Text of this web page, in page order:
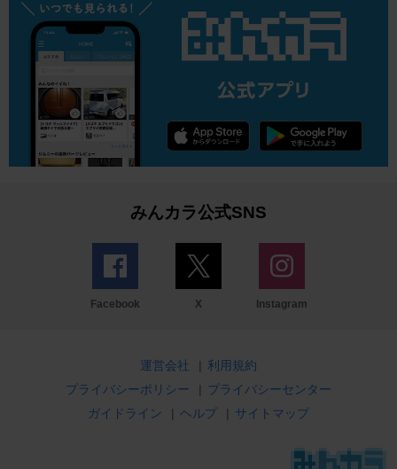
みんカラ公式SNS
Facebook X Instagram
運営会社 | 利用規約
プライバシーポリシー
| プライバシーセンター
ガイドライン
| ヘルプ | サイトマップ